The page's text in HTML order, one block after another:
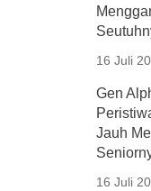
16 Juli
Gen
Jauh
16 Juli